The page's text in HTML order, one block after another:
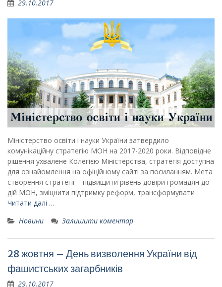
29.10.2017
Міністерство освіти і науки України затвердило
комунікаційну стратегію МОН на 2017-2020 роки. Відповідне
рішення ухвалене Колегією Міністерства, стратегія доступна
для ознайомлення на офіційному сайті за посиланням. Мета
створення стратегії – підвищити рівень довіри громадян до
дій МОН, зміцнити підтримку реформ, трансформувати
Читати далі …
Новини
Залишити коментар
28 жовтня – День визволення України від
фашистських загарбників
29.10.2017